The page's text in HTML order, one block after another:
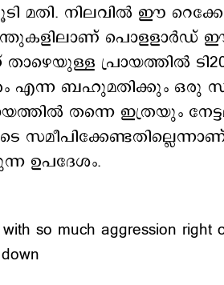
മതി. നിലവിൽ ഈ
പൊളളാര്‍ഡ് ഈ
പ്രായത്തിൽ
ബഹുമതിക്കും ഒരു
തന്നെ ഇത്രയും
ഉപദേശം.
so much aggression right